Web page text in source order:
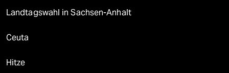
Landtagswahl in Sachsen-Anhalt
Ceuta
Hitze